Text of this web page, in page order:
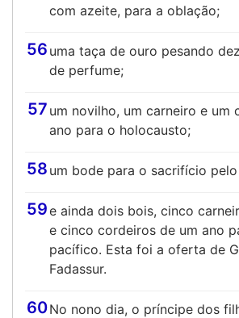
com azeite, para a oblação;
56 uma taça de ouro pesando
de perfume;
57 um novilho, um carneiro e um
ano para o holocausto;
58 um bode para o sacrifício
59e ainda dois bois, cinco
e cinco cordeiros de um ano
pacífico. Esta foi a oferta de
Fadassur.
60No nono dia, o príncipe dos